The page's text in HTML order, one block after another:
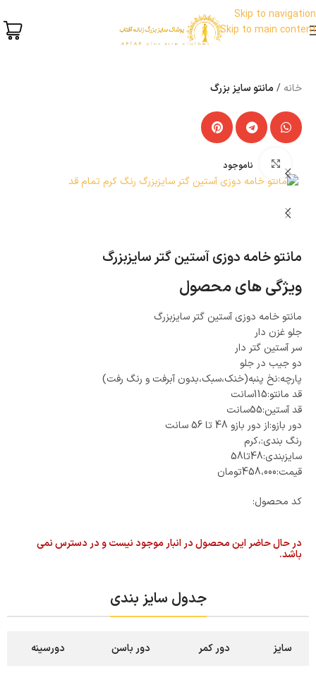
Skip to navigation
Skip to main content
خانه مانتو سایز بزرگ
ناموجود
بزرگنمایی تصویر
مانتو خامه دوزی آستین گتر سایزبزرگ
ویژگی های محصول
مانتو خامه دوزی آستین گتر سایزبزرگ
جلو غزن دار
سر آستین گتر دار
دو جیب در جلو
پارچه:نخ پنبه(خنک،سبک،بدون آبرفت و رنگ رفت)
قد مانتو:115سانت
قد آستین:55سانت
دور بازو:از دور بازو 48 تا 56 سانت
رنگ بندی:،کرم
سایزبندی:48تا58
قیمت:458،000تومان
کد محصول:
در حال حاضر این محصول در انبار موجود نیست و در دسترس نمی
باشد.
جدول سایز بندی
سایز دور کمر دور باسن دورسینه